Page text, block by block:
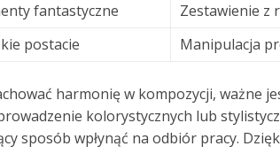
fantastyczne
Zestawienie z
postacie
Manipulacja
harmonię w kompozycji, ważne
kolorystycznych lub
sposób wpłynąć na odbiór pracy.